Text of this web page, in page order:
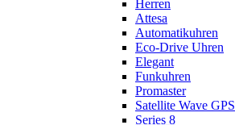
Herren
Attesa
Automatikuhren
Eco-Drive Uhren
Elegant
Funkuhren
Promaster
Satellite Wave GPS
Series 8